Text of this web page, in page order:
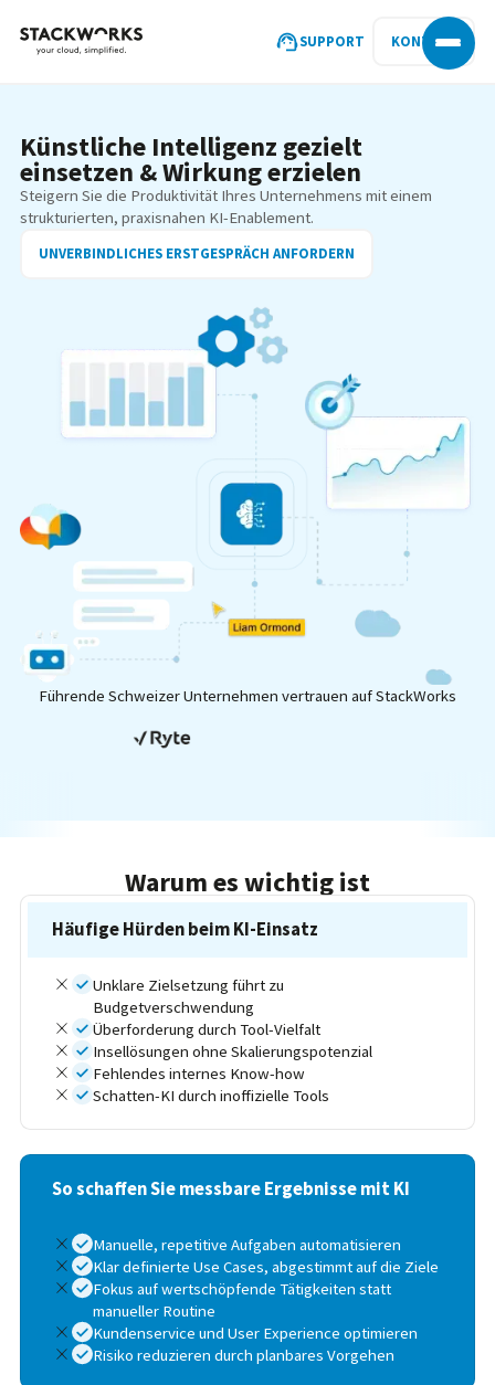
SUPPORT KONTAKT
Künstliche Intelligenz gezielt
einsetzen & Wirkung erzielen
Steigern Sie die Produktivität Ihres Unternehmens mit einem
strukturierten, praxisnahen KI-Enablement.
UNVERBINDLICHES ERSTGESPRÄCH ANFORDERN
Führende Schweizer Unternehmen vertrauen auf StackWorks
Warum es wichtig ist
Häufige Hürden beim KI-Einsatz
Unklare Zielsetzung führt zu
Budgetverschwendung
Überforderung durch Tool-Vielfalt
Insellösungen ohne Skalierungspotenzial
Fehlendes internes Know-how
Schatten-KI durch inoffizielle Tools
So schaffen Sie messbare Ergebnisse mit KI
Manuelle, repetitive Aufgaben automatisieren
Klar definierte Use Cases, abgestimmt auf die Ziele
Fokus auf wertschöpfende Tätigkeiten statt
manueller Routine
Kundenservice und User Experience optimieren
Risiko reduzieren durch planbares Vorgehen